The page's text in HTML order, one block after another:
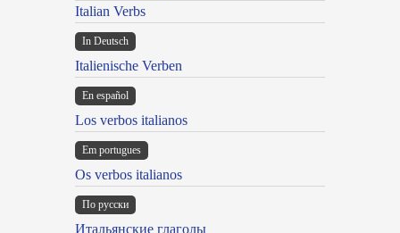
Italian Verbs
In Deutsch
Italienische Verben
En español
Los verbos italianos
Em portugues
Os verbos italianos
По русски
Итальянские глаголы